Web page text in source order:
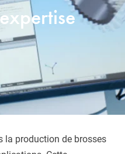
la production de brosses